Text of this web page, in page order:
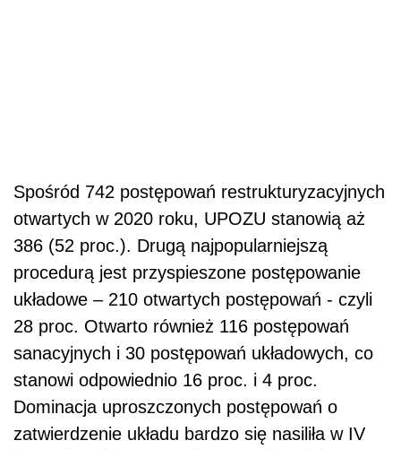
Spośród 742 postępowań restrukturyzacyjnych
otwartych w 2020 roku, UPOZU stanowią aż
386 (52 proc.). Drugą najpopularniejszą
procedurą jest przyspieszone postępowanie
układowe – 210 otwartych postępowań - czyli
28 proc. Otwarto również 116 postępowań
sanacyjnych i 30 postępowań układowych, co
stanowi odpowiednio 16 proc. i 4 proc.
Dominacja uproszczonych postępowań o
zatwierdzenie układu bardzo się nasiliła w IV